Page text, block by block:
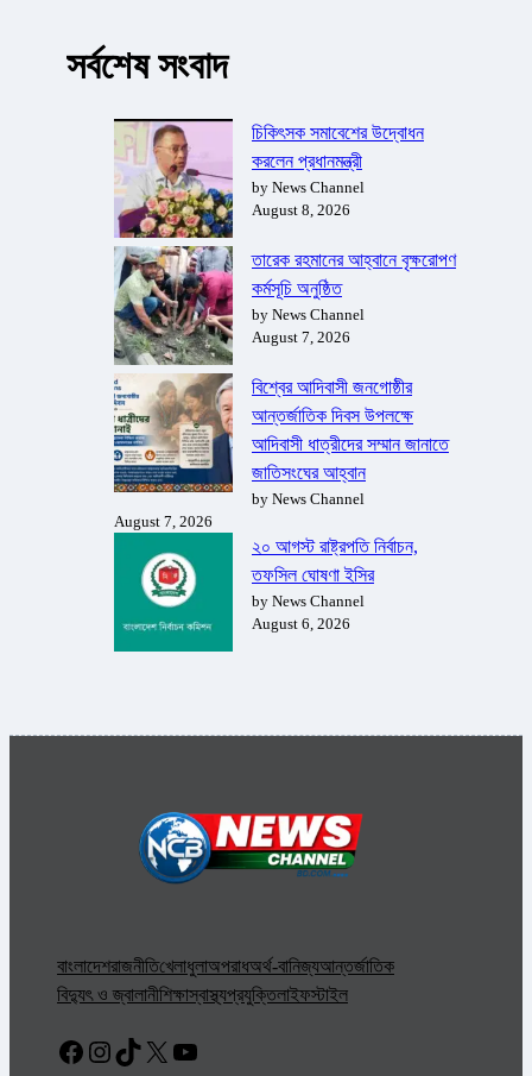
সর্বশেষ সংবাদ
চিকিৎসক সমাবেশের উদ্বোধন
করলেন প্রধানমন্ত্রী
by News Channel
August 8, 2026
তারেক রহমানের আহ্বানে বৃক্ষরোপণ
কর্মসূচি অনুষ্ঠিত
by News Channel
August 7, 2026
বিশ্বের আদিবাসী জনগোষ্ঠীর
আন্তর্জাতিক দিবস উপলক্ষে
আদিবাসী ধাত্রীদের সম্মান জানাতে
জাতিসংঘের আহ্বান
by News Channel
August 7, 2026
২০ আগস্ট রাষ্ট্রপতি নির্বাচন,
তফসিল ঘোষণা ইসির
by News Channel
August 6, 2026
বাংলাদেশরাজনীতিখেলাধুলাঅপরাধঅর্থ-বানিজ্যআন্তর্জাতিক
বিদ্যুৎ ও জ্বালানীশিক্ষাস্বাস্থ্যপ্রযুক্তিলাইফস্টাইল
Facebook
Instagram
TikTok
X YouTube